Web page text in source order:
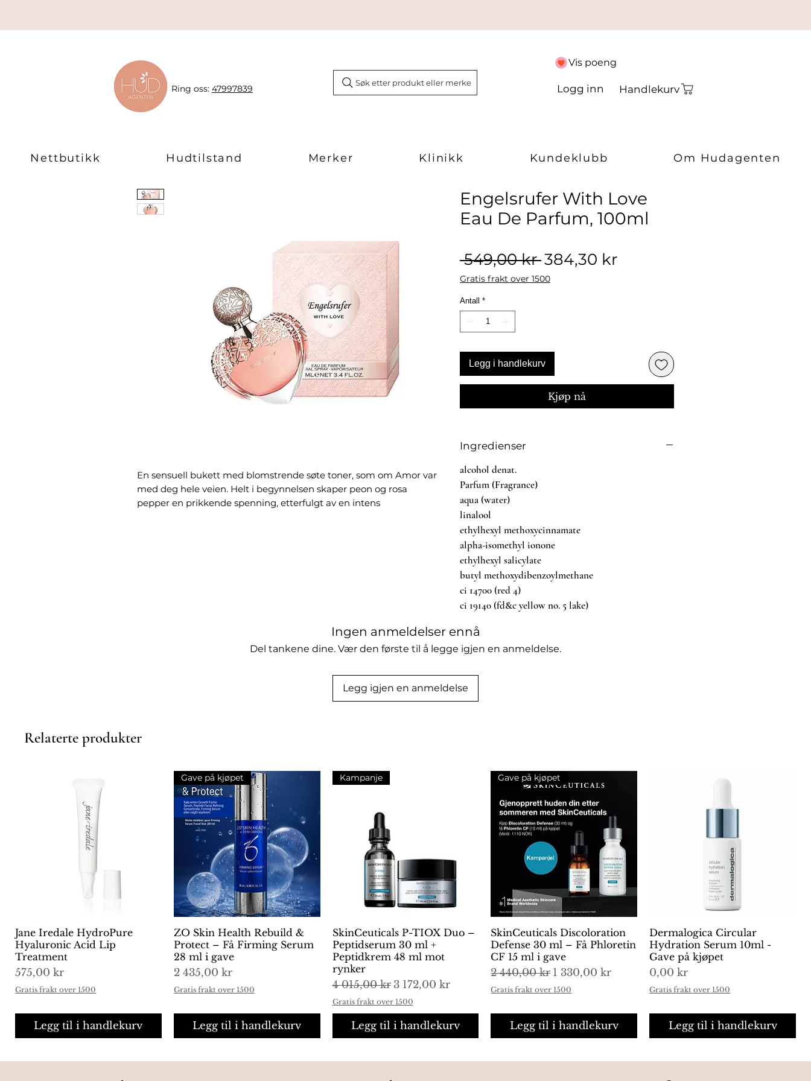
Ring oss: 47997839
Søk etter produkt eller merke
Vis poeng
Logg inn Handlekurv
Nettbutikk Hudtilstand Merker Klinikk Kundeklubb Om Hudagenten
En sensuell bukett med blomstrende søte toner, som om Amor var
med deg hele veien. Helt i begynnelsen skaper peon og rosa
pepper en prikkende spenning, etterfulgt av en intens
Engelsrufer With Love
Eau De Parfum, 100ml
549,00 kr Vanlig pris
384,30 krSalgspris
Gratis frakt over 1500
Antall *
Legg i handlekurv
Kjøp nå
Ingredienser
alcohol denat.
Parfum (Fragrance)
aqua (water)
linalool
ethylhexyl methoxycinnamate
alpha-isomethyl ionone
ethylhexyl salicylate
butyl methoxydibenzoylmethane
ci 14700 (red 4)
ci 19140 (fd&c yellow no. 5 lake)
Ingen anmeldelser ennå
Del tankene dine. Vær den første til å legge igjen en anmeldelse.
Legg igjen en anmeldelse
Relaterte produkter
Hurtigvisning
Jane Iredale HydroPure
Hyaluronic Acid Lip
Treatment
Pris
575,00 kr
Gratis frakt over 1500
Legg til i handlekurv
Hurtigvisning
Gave på kjøpet
ZO Skin Health Rebuild &
Protect – Få Firming Serum
28 ml i gave
Pris
2 435,00 kr
Gratis frakt over 1500
Legg til i handlekurv
Hurtigvisning
Kampanje
SkinCeuticals P-TIOX Duo –
Peptidserum 30 ml +
Peptidkrem 48 ml mot
rynker
Vanlig pris
4 015,00 kr Salgspris
3 172,00 kr
Gratis frakt over 1500
Legg til i handlekurv
Hurtigvisning
Gave på kjøpet
SkinCeuticals Discoloration
Defense 30 ml – Få Phloretin
CF 15 ml i gave
Vanlig pris
2 440,00 kr Salgspris
1 330,00 kr
Gratis frakt over 1500
Legg til i handlekurv
Hurtigvisning
Dermalogica Circular
Hydration Serum 10ml -
Gave på kjøpet
Pris
0,00 kr
Gratis frakt over 1500
Legg til i handlekurv